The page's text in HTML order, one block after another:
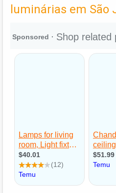
luminárias em São